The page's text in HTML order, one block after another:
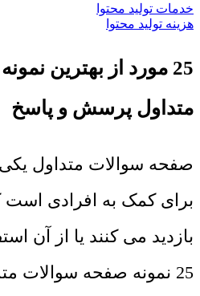
خدمات تولید محتوا
هزینه تولید محتوا
25 مورد از بهترین
متداول پرسش و پاسخ
صفحه سوالات متداول یکی
برای کمک به افرادی
بازدید می کنند یا از آن
25 نمونه صفحه سوالات